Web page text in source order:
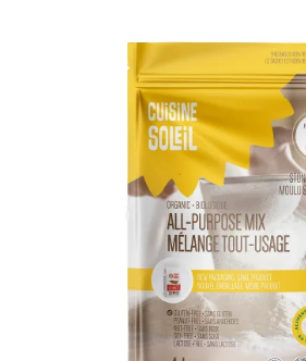
AJOUTER AU PANIER /